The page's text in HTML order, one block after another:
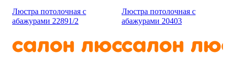
Люстра потолочная с
абажурами 22891/2
Люстра потолочная с
абажурами 20403